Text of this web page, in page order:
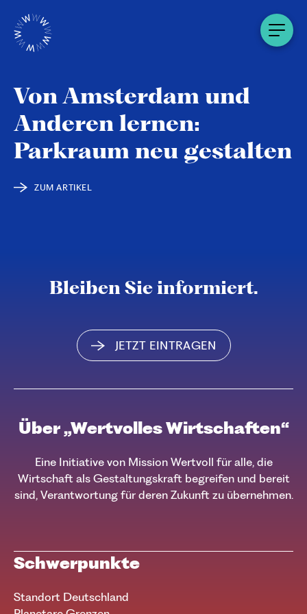
Von Amsterdam und
Anderen lernen:
Parkraum neu gestalten
ZUM ARTIKEL
Bleiben Sie informiert.
JETZT EINTRAGEN
Über „Wertvolles Wirtschaften“
Eine Initiative von Mission Wertvoll für alle, die
Wirtschaft als Gestaltungskraft begreifen und bereit
sind, Verantwortung für deren Zukunft zu übernehmen.
Schwerpunkte
Standort Deutschland